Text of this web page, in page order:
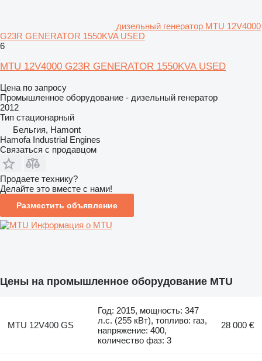
дизельный генератор MTU 12V4000
G23R GENERATOR 1550KVA USED
6
MTU 12V4000 G23R GENERATOR 1550KVA USED
Цена по запросу
Промышленное оборудование - дизельный генератор
2012
Тип стационарный
Бельгия, Hamont
Hamofa Industrial Engines
Связаться с продавцом
Продаете технику?
Делайте это вместе с нами!
Разместить объявление
Информация о MTU
Цены на промышленное оборудование MTU
MTU 12V400 GS
Год: 2015, мощность: 347
л.с. (255 кВт), топливо: газ,
напряжение: 400,
количество фаз: 3
28 000 €